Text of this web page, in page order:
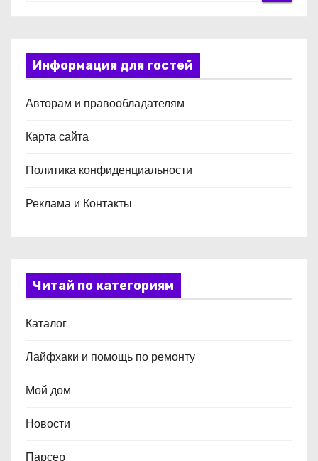
Информация для гостей
Авторам и правообладателям
Карта сайта
Политика конфиденциальности
Реклама и Контакты
Читай по категориям
Каталог
Лайфхаки и помощь по ремонту
Мой дом
Новости
Парсер